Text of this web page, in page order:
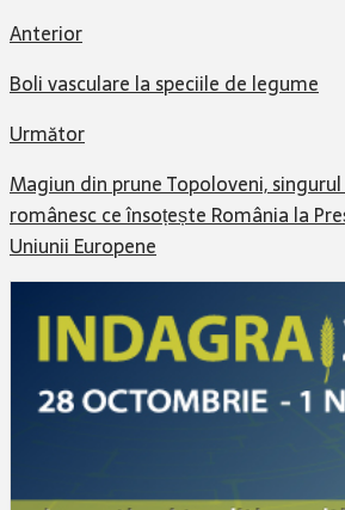
Anterior
Boli vasculare la speciile de legume
Următor
Magiun din prune Topoloveni,
românesc ce însoțește România la
Uniunii Europene